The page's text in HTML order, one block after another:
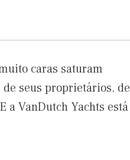
caras saturam
seus proprietários, de
a VanDutch Yachts está